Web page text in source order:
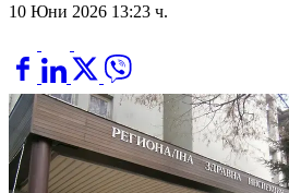
10 Юни 2026 13:23 ч.